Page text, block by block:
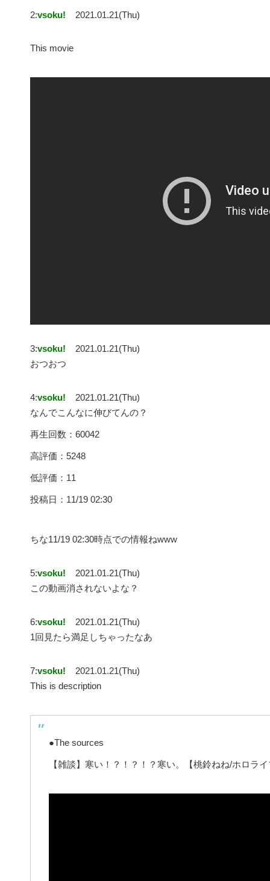
2:vsoku! 2021.01.21(Thu)
This movie
3:vsoku!
2021.01.21(Thu)
おつおつ
4:vsoku!
2021.01.21(Thu)
なんでこんなに伸びてんの？
再生回数：60042
高評価：5248
低評価：11
投稿日：11/19 02:30
ちな11/19 02:30時点での情報ねwww
5:vsoku!
2021.01.21(Thu)
この動画消されないよな？
6:vsoku!
2021.01.21(Thu)
1回見たら満足しちゃったなあ
7:vsoku!
2021.01.21(Thu)
This is description
●The sources
【雑談】寒い！？！？！？寒い。【桃鈴ねね/ホロラ